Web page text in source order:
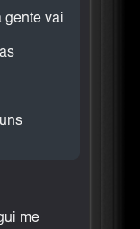
gente vai
me